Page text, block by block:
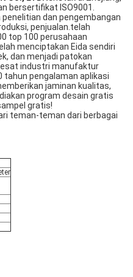
bersertifikat ISO9001.
dan pengembangan
penjualan.telah
top 100 perusahaan
menciptakan Eida sendiri
dan menjadi patokan
industri manufaktur
tahun pengalaman aplikasi
jaminan kualitas,
program desain gratis
gratis!
teman-teman dari berbagai